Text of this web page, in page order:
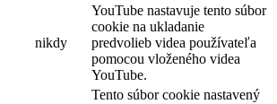
nikdy
YouTube nastavuje tento súbor
cookie na ukladanie
predvolieb videa používateľa
pomocou vloženého videa
YouTube.
Tento súbor cookie nastavený